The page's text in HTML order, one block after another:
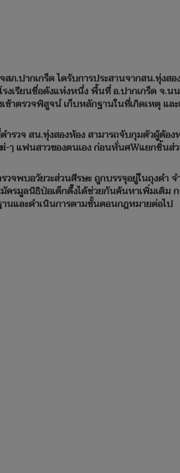
จสภ.ปากเกร็ด ไดรับการประสานจากสน.ทุ่
งเรียนชื่อดังแห่งหนึ่ง พื้นที่ อ.ปากเกร็ด จ
าตรวจพิสูจน์ เก็บหลักฐานในที่เกิดเหตุ แ
รวจ สน.ทุ่งสองห้อง สามารถจับกุมตัวผู้ต้อ
-ๅ แฟนสาวของตนเอง ก่อนหั่นศWแยกชิ้นส่
วจพบอวัยวะส่วนศีรษะ ถูกบรรจุอยู่ในถุงดำ
ครมูลนิธิป่อเต็กตึ๊งได้ช่วยกันค้นหาเพิ่มเติม
นและดำเนินการตามขั้นตอนกฎหมายต่อไป